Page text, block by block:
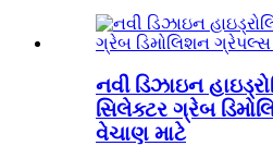
નવી ડિઝાઇન
સિલેક્ટર ગ્રેબ
વેચાણ માટે